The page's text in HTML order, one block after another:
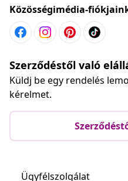
Közösségimédia-
Szerződéstől való
Küldj be egy rendelés
kérelmet.
Ügyfélszolgálat